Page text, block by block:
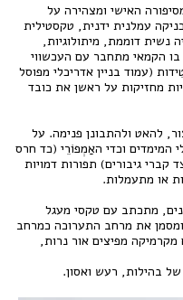
האישי ומצהירה על
עמלנית ידנית, טקסטילית
נשית דוממת, מיתולוגיות,
בו הקמאי מתחבר עם העכשווי
(עמוד בניין אדריכלי מפוסל
מחזיקות על ראשן את כובד
להאט ולהתבונן פנימה. על
המימדים וכדי האַמְפוֹרֵי (כד חרס
קברי גיבורים) תפורות דמויות
או מתעמלות.
מתכתב עם טקסי מעגל
ומסמן את מרחב התערוכה כמרחב
מקרמיקה מפיצים אור נרות,
בהילות, רעש ואסון.